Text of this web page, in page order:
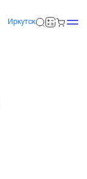
Иркутск